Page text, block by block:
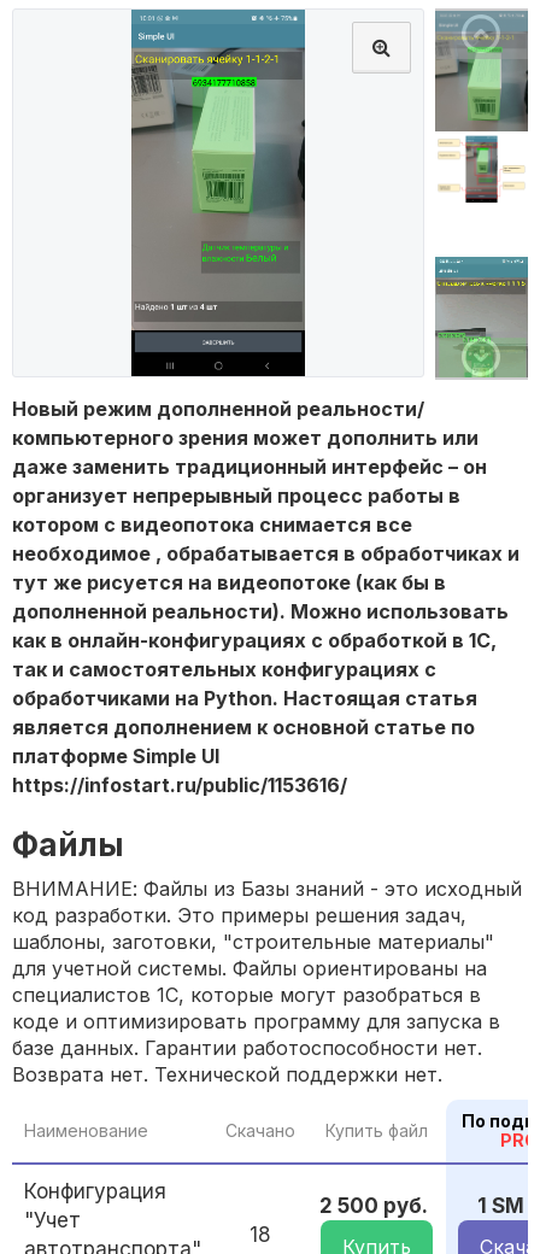
Новый режим дополненной реальности/
компьютерного зрения может дополнить или
даже заменить традиционный интерфейс – он
организует непрерывный процесс работы в
котором с видеопотока снимается все
необходимое , обрабатывается в обработчиках и
тут же рисуется на видеопотоке (как бы в
дополненной реальности). Можно использовать
как в онлайн-конфигурациях с обработкой в 1С,
так и самостоятельных конфигурациях с
обработчиками на Python. Настоящая статья
является дополнением к основной статье по
платформе Simple UI
https://infostart.ru/public/1153616/
Файлы
ВНИМАНИЕ: Файлы из Базы знаний - это исходный
код разработки. Это примеры решения задач,
шаблоны, заготовки, "строительные материалы"
для учетной системы. Файлы ориентированы на
специалистов 1С, которые могут разобраться в
коде и оптимизировать программу для запуска в
базе данных. Гарантии работоспособности нет.
Возврата нет. Технической поддержки нет.
Наименование Скачано Купить файл
По
PRO
Конфигурация
"Учет
18
2 500 руб.
Купить
1 SM